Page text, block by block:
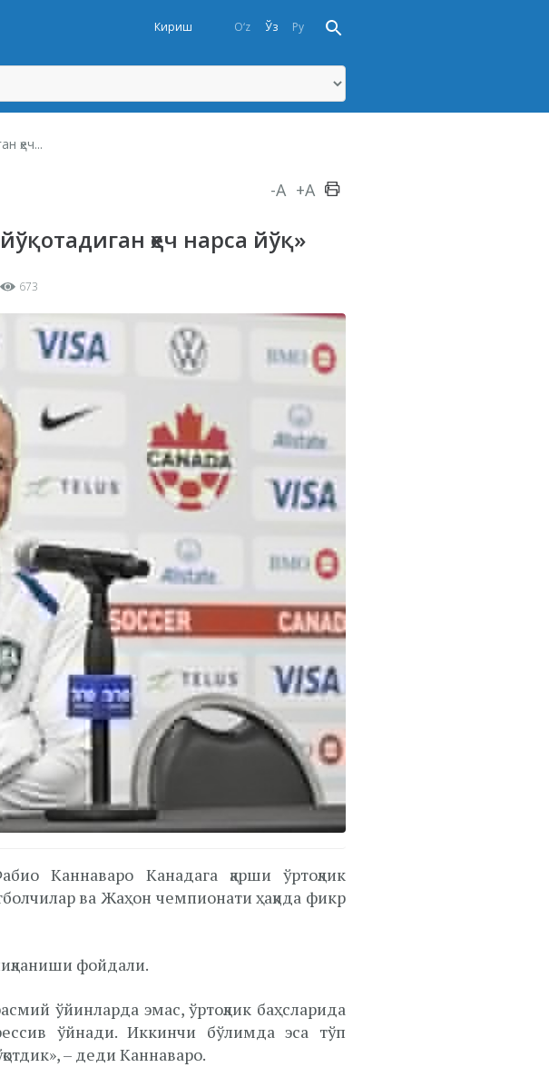
O‘z Ўз Ру
Кириш
ҳеч...
-A +A
ҳеч нарса йўқ»
673
Каннаваро Канадага қарши ўртоқлик
ва Жаҳон чемпионати ҳақида фикр
фойдали.
ўйинларда эмас, ўртоқлик баҳсларида
ўйнади. Иккинчи бўлимда эса тўп
– деди Каннаваро.